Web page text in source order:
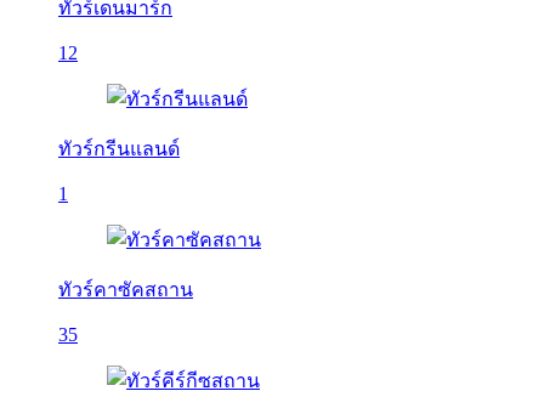
ทัวร์เดนมาร์ก
12
ทัวร์กรีนแลนด์
1
ทัวร์คาซัคสถาน
35